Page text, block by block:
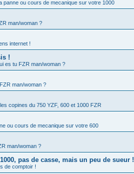
panne ou cours de mecanique sur votre 1000
man/woman ?
internet !
!
es tu FZR man/woman ?
man/woman ?
copines du 750 YZF, 600 et 1000 FZR
ou cours de mecanique sur votre 600
man/woman ?
pas de casse, mais un peu de sueur !
de comptoir !